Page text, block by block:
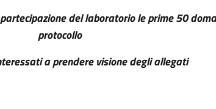
del laboratorio le prime 50
protocollo
a prendere visione degli allegati